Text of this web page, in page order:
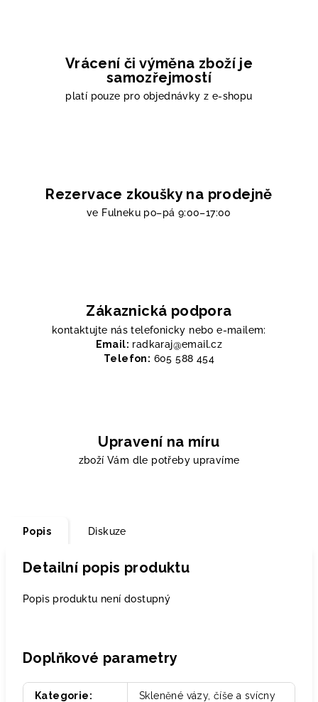
Vrácení či výměna zboží je
samozřejmostí
platí pouze pro objednávky z e-shopu
Rezervace zkoušky na prodejně
ve Fulneku po–pá 9:00–17:00
Zákaznická podpora
kontaktujte nás telefonicky nebo e-mailem:
Email: radkaraj@email.cz
Telefon: 605 588 454
Upravení na míru
zboží Vám dle potřeby upravíme
Popis Diskuze
Detailní popis produktu
Popis produktu není dostupný
Doplňkové parametry
Kategorie: Skleněné vázy, číše a svícny